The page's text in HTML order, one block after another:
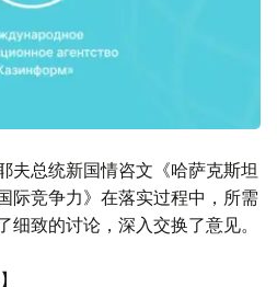
夫总统新国情咨文《哈萨克斯坦
际竞争力》在落实过程中，所需
细致的讨论，深入交换了意见。